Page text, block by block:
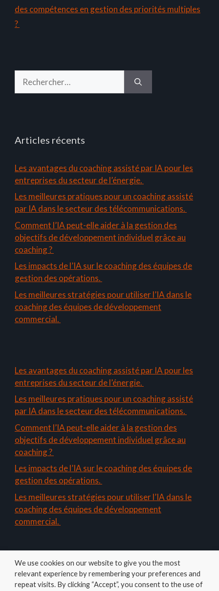
des compétences en gestion des priorités multiples
?
Articles récents
Les avantages du coaching assisté par IA pour les
entreprises du secteur de l’énergie.
Les meilleures pratiques pour un coaching assisté
par IA dans le secteur des télécommunications.
Comment l’IA peut-elle aider à la gestion des
objectifs de développement individuel grâce au
coaching ?
Les impacts de l’IA sur le coaching des équipes de
gestion des opérations.
Les meilleures stratégies pour utiliser l’IA dans le
coaching des équipes de développement
commercial.
Les avantages du coaching assisté par IA pour les
entreprises du secteur de l’énergie.
Les meilleures pratiques pour un coaching assisté
par IA dans le secteur des télécommunications.
Comment l’IA peut-elle aider à la gestion des
objectifs de développement individuel grâce au
coaching ?
Les impacts de l’IA sur le coaching des équipes de
gestion des opérations.
Les meilleures stratégies pour utiliser l’IA dans le
coaching des équipes de développement
commercial.
We use cookies on our website to give you the most
relevant experience by remembering your preferences and
repeat visits. By clicking “Accept”, you consent to the use of